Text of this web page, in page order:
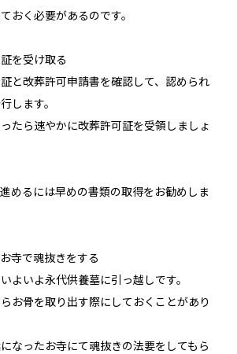
おく必要があるのです。
を受け取る
と改葬許可申請書を確認して、認められ
します。
たら速やかに改葬許可証を受領しましょ
めるには早めの書類の取得をお勧めしま
寺で魂抜きをする
よいよ永代供養墓に引っ越しです。
お骨を取り出す際にしておくことがあり
なったお寺にて魂抜きの法要をしてもら